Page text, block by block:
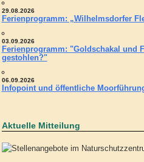
29.08.2026
Ferienprogramm: „Wilhelmsdorfer
03.09.2026
Ferienprogramm: "Goldschakal und
gestohlen?"
06.09.2026
Infopoint und öffentliche
Aktuelle Mitteilung